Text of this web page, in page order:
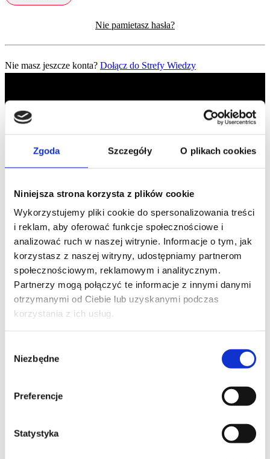
Zgoda Szczegóły O plikach cookies
Niniejsza strona korzysta z plików cookie
Wykorzystujemy pliki cookie do spersonalizowania treści
i reklam, aby oferować funkcje społecznościowe i
analizować ruch w naszej witrynie. Informacje o tym, jak
korzystasz z naszej witryny, udostępniamy partnerom
społecznościowym, reklamowym i analitycznym.
Partnerzy mogą połączyć te informacje z innymi danymi
otrzymanymi od Ciebie lub uzyskanymi podczas
korzystania z ich usług.
zgody
Niezbędne
Preferencje
Statystyka
Nie pamietasz hasła?
Nie masz jeszcze konta? Dołącz do Strefy Wiedzy
Szpilka
Profil tiktok Czerwona Szpilka
Profil youtube Czerwona
Szpilka
Kontakt
kontakt@czerwonaszpilka.pl